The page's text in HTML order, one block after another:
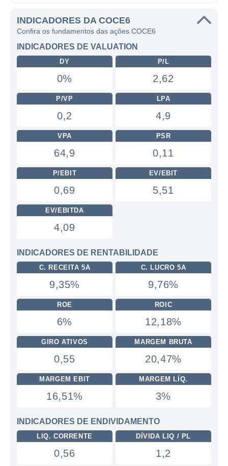
INDICADORES DA COCE6
Confira os fundamentos das ações COCE6
INDICADORES DE VALUATION
DY
0%
P/L
2,62
P/VP
0,2
LPA
4,9
VPA
64,9
PSR
0,11
P/EBIT
0,69
EV/EBIT
5,51
EV/EBITDA
4,09
INDICADORES DE RENTABILIDADE
C. RECEITA 5A
9,35%
C. LUCRO 5A
9,76%
ROE
6%
ROIC
12,18%
GIRO ATIVOS
0,55
MARGEM BRUTA
20,47%
MARGEM EBIT
16,51%
MARGEM LÍQ.
3%
INDICADORES DE ENDIVIDAMENTO
LIQ. CORRENTE
0,56
DÍVIDA LIQ / PL
1,2